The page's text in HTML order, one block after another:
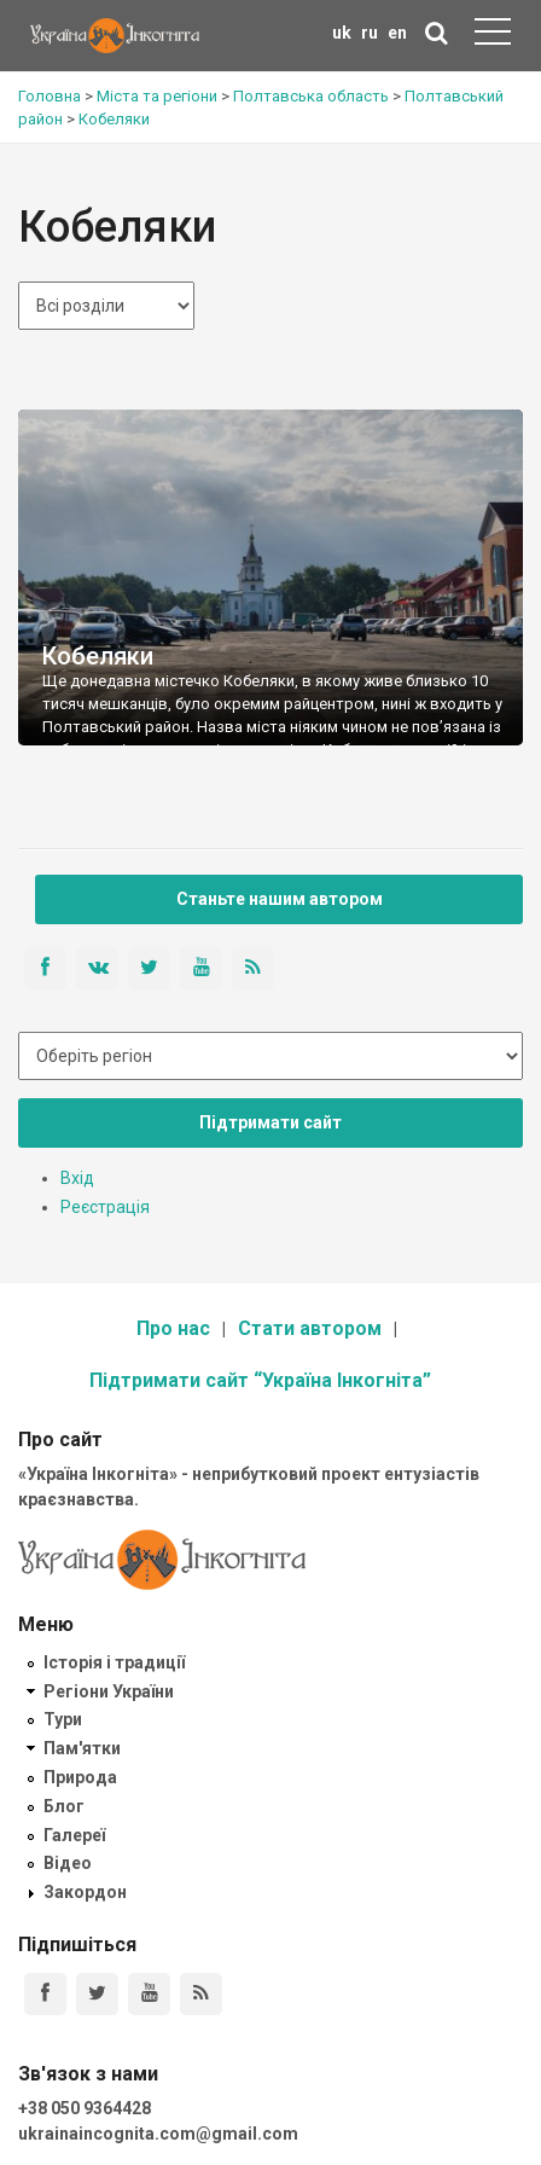
uk ru en
Головна > Міста та регіони > Полтавська область > Полтавський
район > Кобеляки
Кобеляки
Кобеляки
Ще донедавна містечко Кобеляки, в якому живе близько 10
тисяч мешканців, було окремим райцентром, нині ж входить у
Полтавський район. Назва міста ніяким чином не пов’язана із
кобилами, і походить від назви річки Кобелячки, на якій і
Станьте нашим автором
Підтримати сайт
Вхід
Реєстрація
Про нас Стати автором
Підтримати сайт “Україна Інкогніта”
Про сайт
«Україна Інкогніта» - неприбутковий проект ентузіастів
краєзнавства.
Меню
Історія і традиції
Регіони України
Тури
Пам'ятки
Природа
Блог
Галереї
Відео
Закордон
Підпишіться
Зв'язок з нами
+38 050 9364428
ukrainaincognita.com@gmail.com